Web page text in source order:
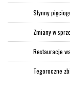
Słynny
Zmiany w
Restauracje
Tegoroczne